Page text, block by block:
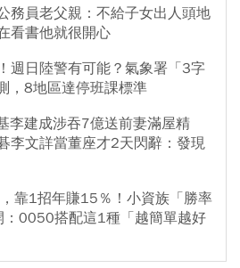
務員老父親：不給子女出人頭地
看書他就很開心
週日陸警有可能？氣象署「3字
，8地區達停班課標準
李建成涉吞7億送前妻滿屋精
李文詳當董座才2天閃辭：發現
靠1招年賺15％！小資族「勝率
：0050搭配這1種「越簡單越好